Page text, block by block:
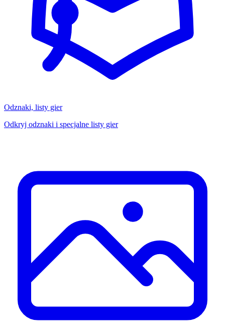
Odznaki, listy gier
Odkryj odznaki i specjalne listy gier